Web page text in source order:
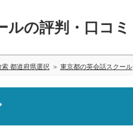
ルの評判・口コミ
都道府県選択 東京都の英会話スクール